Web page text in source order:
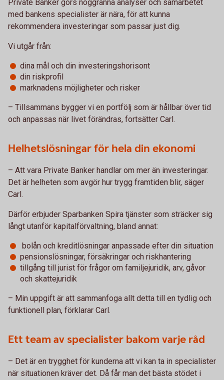
Private Banker görs noggranna analyser och samarbetet
med bankens specialister är nära, för att kunna
rekommendera investeringar som passar just dig.
Vi utgår från:
dina mål och din investeringshorisont
din riskprofil
marknadens möjligheter och risker
– Tillsammans bygger vi en portfölj som är hållbar över tid
och anpassas när livet förändras, fortsätter Carl.
Helhetslösningar för hela din ekonomi
– Att vara Private Banker handlar om mer än investeringar.
Det är helheten som avgör hur trygg framtiden blir, säger
Carl.
Därför erbjuder Sparbanken Spira tjänster som sträcker sig
långt utanför kapitalförvaltning, bland annat:
bolån och kreditlösningar anpassade efter din situation
pensionslösningar, försäkringar och riskhantering
tillgång till jurist för frågor om familjejuridik, arv, gåvor
och skattejuridik
– Min uppgift är att sammanfoga allt detta till en tydlig och
funktionell plan, förklarar Carl.
Ett team av specialister bakom varje råd
– Det är en trygghet för kunderna att vi kan ta in specialister
när situationen kräver det. Då får man det bästa stödet i